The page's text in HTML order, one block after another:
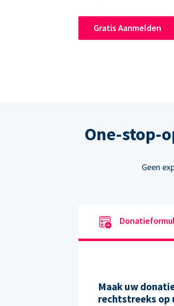
Gratis Aanmelden
One-stop-
Geen
Maak uw
rechtstreeks op